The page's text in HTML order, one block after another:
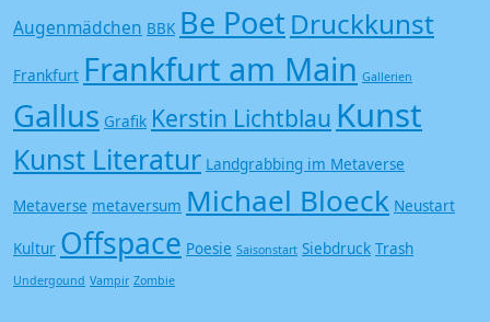
Augenmädchen BBK Be Poet Druckkunst
Frankfurt Frankfurt am Main Gallerien
Gallus Grafik Kerstin Lichtblau Kunst
Kunst Literatur Landgrabbing im Metaverse
Metaverse metaversum Michael Bloeck Neustart
Kultur Offspace Poesie Saisonstart Siebdruck Trash
Undergound Vampir Zombie